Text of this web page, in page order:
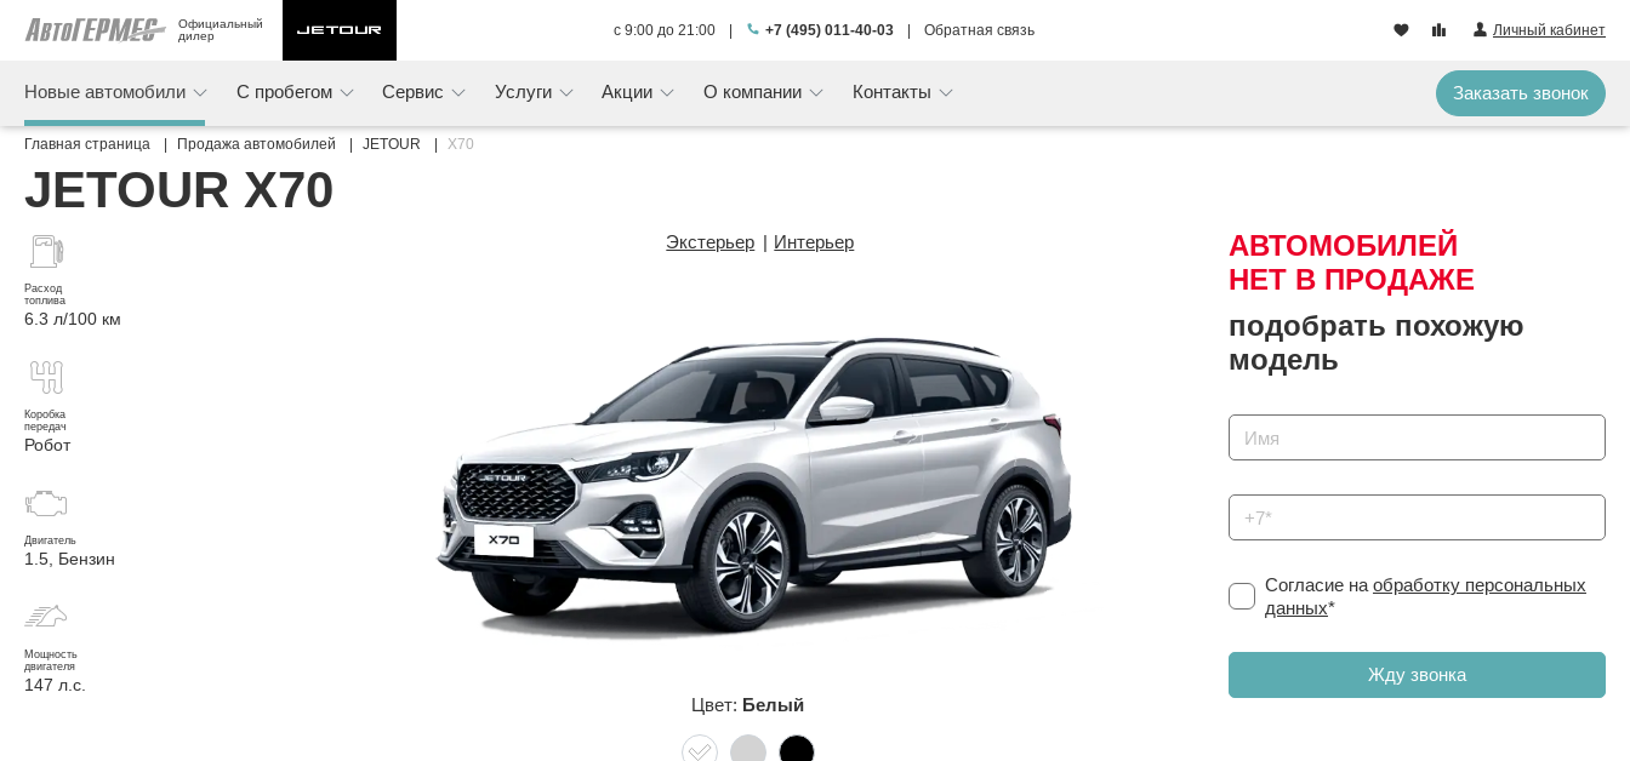
Официальный
дилер
с 9:00 до 21:00 +7 (495) 011-40-03 Обратная связь Личный кабинет
Новые автомобили С пробегом Сервис Услуги Акции О компании Контакты Заказать звонок
Главная страница Продажа автомобилей JETOUR X70
JETOUR X70
Расход
топлива
6.3 л/100 км
Коробка
передач
Робот
Двигатель
1.5, Бензин
Мощность
двигателя
147 л.с.
Экстерьер Интерьер
Цвет: Белый
АВТОМОБИЛЕЙ
НЕТ В ПРОДАЖЕ
подобрать похожую
модель
Согласие на обработку персональных
данных*